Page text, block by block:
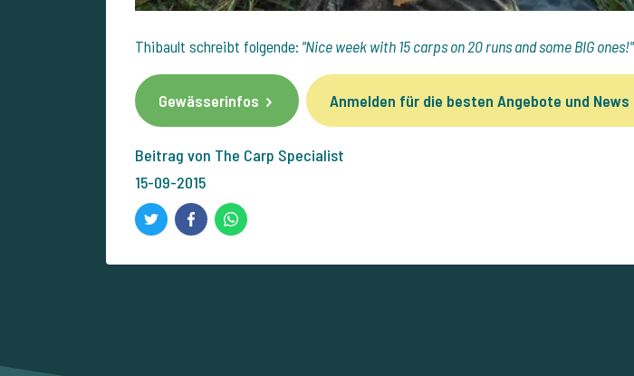
Thibault schreibt folgende: "Nice week with 15 carps on 20 runs and some BIG ones!"
Gewässerinfos Anmelden für die besten Angebote und News
Beitrag von The Carp Specialist
15-09-2015